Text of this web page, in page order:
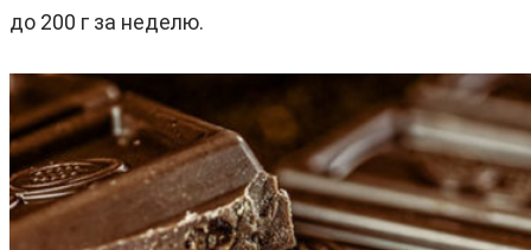
до 200 г за неделю.